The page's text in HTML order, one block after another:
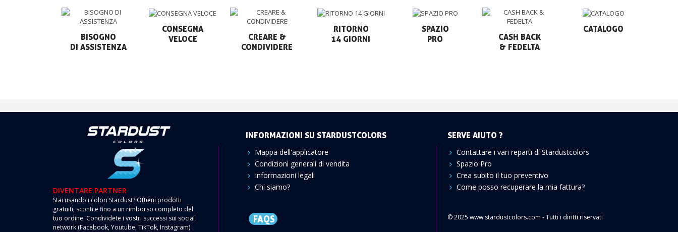
BISOGNO
CONSEGNA
VELOCE
CREARE &
CONDIVIDERE
RITORNO
14 GIORNI
SPAZIO
PRO
CASH BACK
& FEDELTA
CATALOGO
DIVENTARE PARTNER
Stai usando i colori Stardust? Ottieni prodotti
gratuiti, sconti e fino a un rimborso completo del
tuo ordine. Condividete i vostri successi sui social
network (Facebook, Youtube, TikTok, Instagram)
INFORMAZIONI SU STARDUSTCOLORS
Mappa dell'applicatore
Condizioni generali di vendita
Informazioni legali
Chi siamo?
FAQS
SERVE AIUTO ?
Contattare i vari reparti di Stardustcolors
Spazio Pro
Crea subito il tuo preventivo
Come posso recuperare la mia fattura?
© 2025 www.stardustcolors.com - Tutti i diritti riservati